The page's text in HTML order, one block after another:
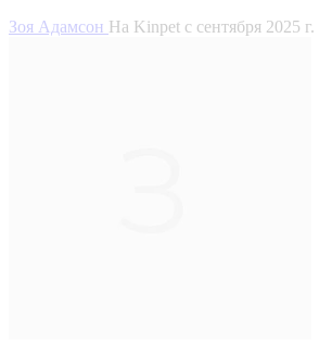
Зоя Адамсон На Kinpet c сентября 2025 г.